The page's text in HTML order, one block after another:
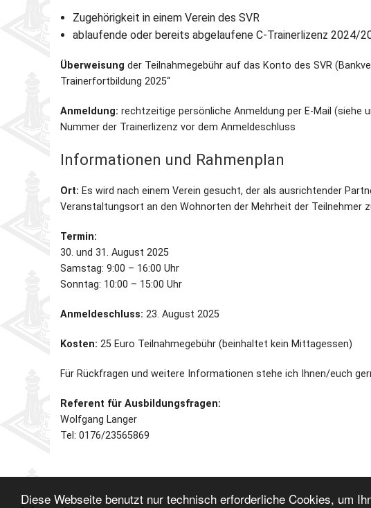
Diese Webseite benutzt nur technisch erforderliche Cookies, um
Zugehörigkeit in einem Verein des SVR
ablaufende oder bereits abgelaufene C-Trainerlizenz 2024/
Überweisung der Teilnahmegebühr auf das Konto des SVR
Trainerfortbildung 2025“
Anmeldung: rechtzeitige persönliche Anmeldung per E-Mail (siehe
Nummer der Trainerlizenz vor dem Anmeldeschluss
Informationen und Rahmenplan
Ort: Es wird nach einem Verein gesucht, der als ausrichtender
Veranstaltungsort an den Wohnorten der Mehrheit der Teilnehmer
Termin:
30. und 31. August 2025
Samstag: 9:00 – 16:00 Uhr
Sonntag: 10:00 – 15:00 Uhr
Anmeldeschluss: 23. August 2025
Kosten: 25 Euro Teilnahmegebühr (beinhaltet kein Mittagessen)
Für Rückfragen und weitere Informationen stehe ich Ihnen/euch
Referent für Ausbildungsfragen:
Wolfgang Langer
Tel: 0176/23565869